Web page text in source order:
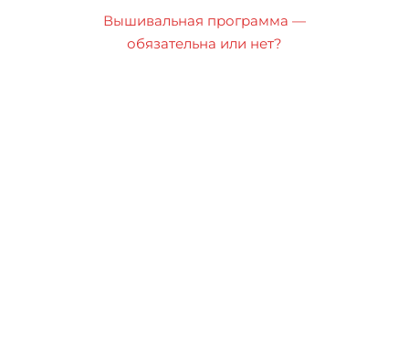
Вышивальная программа —
обязательна или нет?